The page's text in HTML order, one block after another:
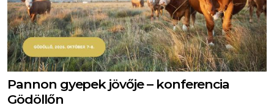
Pannon gyepek jövője – konferencia
Gödöllőn